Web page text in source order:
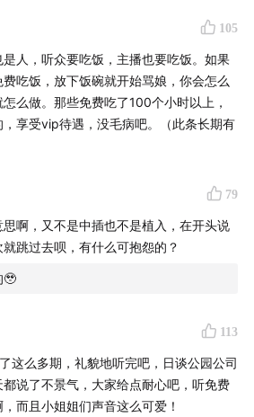
击。放下对辉煌文明的滤镜，在现
重新审视一切存在背后的归因，明
是惊吓？不知道，但是看看也无
目 /
，不再见！
南京
105
人，听众要吃饭，主播也要吃饭。如果
吃饭，放下饭碗就开始骂娘，你会怎么
么做。那些免费吃了100个小时以上，
享受vip待遇，没毛病吧。（此条长期有
79
啊，又不是中插也不是植入，在开头说
跳过去呗，有什么可抱怨的？
🥹
113
这么多期，礼貌地听完吧，日谈公园公司
说了不景气，大家给点耐心吧，听免费
而且小姐姐们声音这么可爱！